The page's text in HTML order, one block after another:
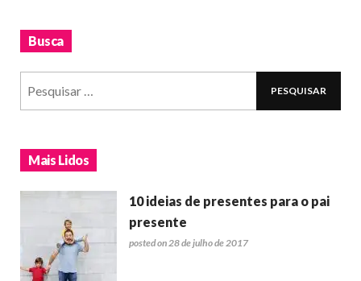
Busca
Mais Lidos
10 ideias de presentes para o pai
presente
posted on 28 de julho de 2017